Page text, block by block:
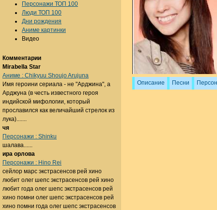
Описание Песни
Персонажи ТОП 100
Люди ТОП 100
Дни рождения
Аниме картинки
Видео
Комментарии
Mirabella Star
Аниме : Chikyuu Shoujo Arujuna
Имя героини сериала - не "Арджина", а
Арджуна (в честь известного героя
индийской мифологии, который
прославился как величайший стрелок из
лука).......
чя
Персонажи : Shinku
шалава......
ира орлова
Персонажи : Hino Rei
сейлор марс экстрасенсов рей хино
любит олег шепс экстрасенсов рей хино
любит года олег шепс экстрасенсов рей
хино помни олег шепс экстрасенсов рей
хино помни года олег шепс экстрасенсов